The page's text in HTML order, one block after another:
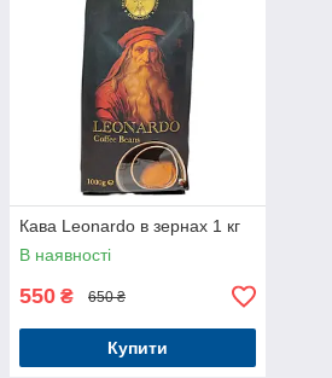
Кава Leonardo в зернах 1 кг
В наявності
550 ₴ 650 ₴
Купити